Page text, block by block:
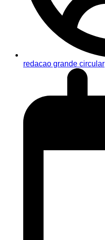
redacao grande circular